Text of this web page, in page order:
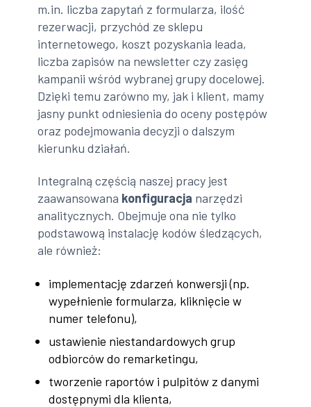
m.in. liczba zapytań z formularza, ilość
rezerwacji, przychód ze sklepu
internetowego, koszt pozyskania leada,
liczba zapisów na newsletter czy zasięg
kampanii wśród wybranej grupy docelowej.
Dzięki temu zarówno my, jak i klient, mamy
jasny punkt odniesienia do oceny postępów
oraz podejmowania decyzji o dalszym
kierunku działań.
Integralną częścią naszej pracy jest
zaawansowana konfiguracja narzędzi
analitycznych. Obejmuje ona nie tylko
podstawową instalację kodów śledzących,
ale również:
implementację zdarzeń konwersji (np.
wypełnienie formularza, kliknięcie w
numer telefonu),
ustawienie niestandardowych grup
odbiorców do remarketingu,
tworzenie raportów i pulpitów z danymi
dostępnymi dla klienta,